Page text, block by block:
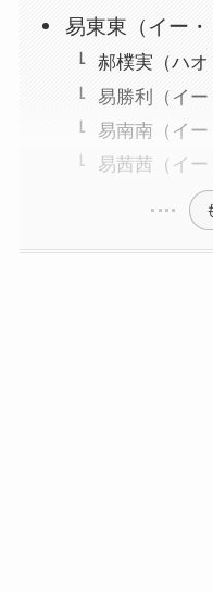
易東東（イー
郝樸実（ハオ
易勝利（イー
易南南（イー
易茜茜（イー